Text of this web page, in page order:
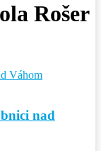
Rošer
nad